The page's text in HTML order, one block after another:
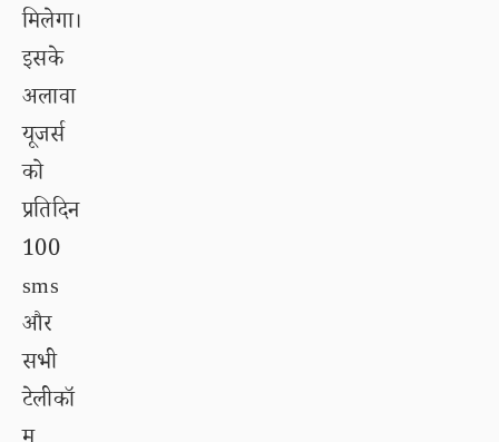
मिलेगा।
इसके
अलावा
यूजर्स
को
प्रतिदिन
100
sms
और
सभी
टेलीकॉ